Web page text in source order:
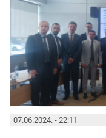
07.06.2024. - 22:11